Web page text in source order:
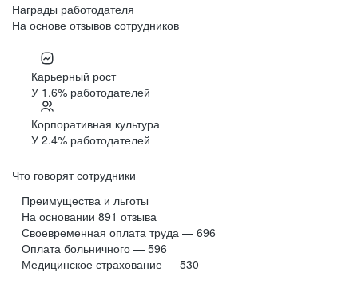
Награды работодателя
На основе отзывов сотрудников
Карьерный рост
У 1.6% работодателей
Корпоративная культура
У 2.4% работодателей
Что говорят сотрудники
Преимущества и льготы
На основании 891 отзыва
Своевременная оплата труда — 696
Оплата больничного — 596
Медицинское страхование — 530